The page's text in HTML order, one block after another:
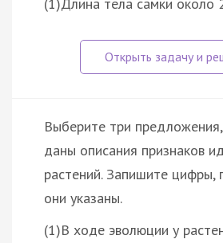
Выберите три
даны описания признаков
растений. Запишите цифры,
они указаны.
(1)В ходе эволюции у